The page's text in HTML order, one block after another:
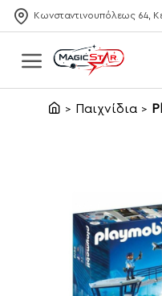
Κωνσταντινουπόλεως 64,
Παιχνίδια